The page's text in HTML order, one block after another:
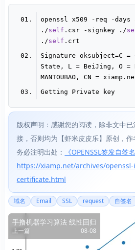
openssl x509 -req -days
./self .csr -signkey ./
./self
Signature oksubject=C =
State, L = BeiJing, O =
版权声明：感谢您的阅读，除非文中
接，否则均为【虾米皮皮乐】原创，
务必注明出处：
《OPENSSL签发自签
https://xiamp.net/archives/
certificate.html
域名 Email SSL request 自签名
手撸机器学习算法 线性回归
上一篇 08-08